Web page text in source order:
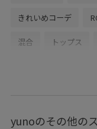
きれいめコーデ
混合 トップス
ショルダ
GIX16200
yunoのその他の